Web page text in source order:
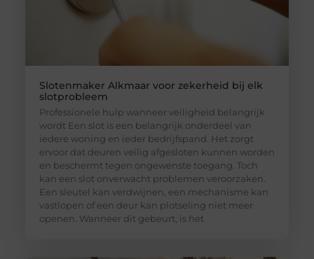
Slotenmaker Alkmaar voor zekerheid bij elk
slotprobleem
Professionele hulp wanneer veiligheid belangrijk
wordt Een slot is een belangrijk onderdeel van
iedere woning en ieder bedrijfspand. Het zorgt
ervoor dat deuren veilig afgesloten kunnen worden
en beschermt tegen ongewenste toegang. Toch
kan een slot onverwacht problemen veroorzaken.
Een sleutel kan verdwijnen, een mechanisme kan
vastlopen of een deur kan plotseling niet meer
openen. Wanneer dit gebeurt, is het